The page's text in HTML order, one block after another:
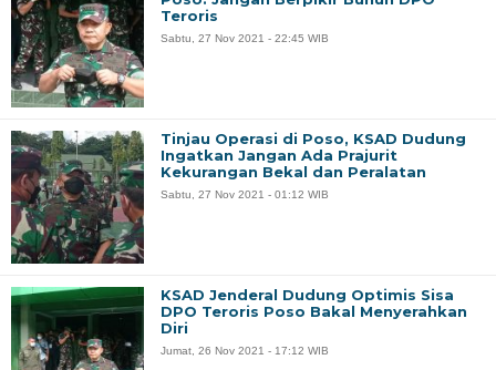
Teroris
Sabtu, 27 Nov 2021 - 22:45 WIB
Tinjau Operasi di Poso, KSAD Dudung
Ingatkan Jangan Ada Prajurit
Kekurangan Bekal dan Peralatan
Sabtu, 27 Nov 2021 - 01:12 WIB
KSAD Jenderal Dudung Optimis Sisa
DPO Teroris Poso Bakal Menyerahkan
Diri
Jumat, 26 Nov 2021 - 17:12 WIB